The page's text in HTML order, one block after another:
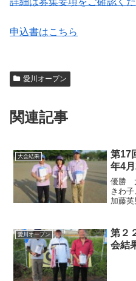
申込書はこちら
愛川オープン
関連記事
大会結果
第17
年4月
優勝
きわ
加藤
宣、細
愛川オープン
第２
会結